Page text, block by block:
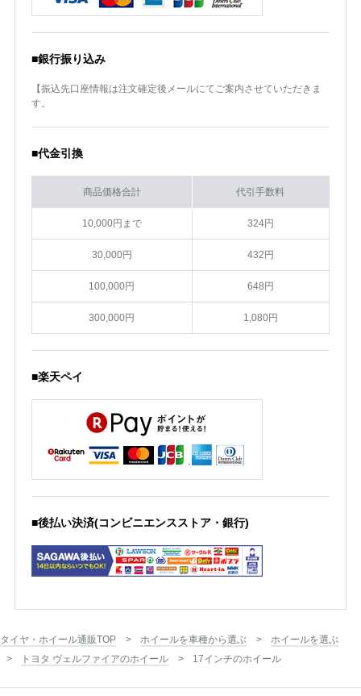
■銀行振り込み
【振込先口座情報は注文確定後メールにてご案内させていただきま
す。
■代金引換
商品価格合計 代引手数料
10,000円まで 324円
30,000円 432円
100,000円 648円
300,000円 1,080円
■楽天ペイ
■後払い決済(コンビニエンスストア・銀行)
タイヤ・ホイール通販TOP ホイールを車種から選ぶ
ホイールを選ぶ
トヨタ ヴェルファイアのホイール
17インチのホイール